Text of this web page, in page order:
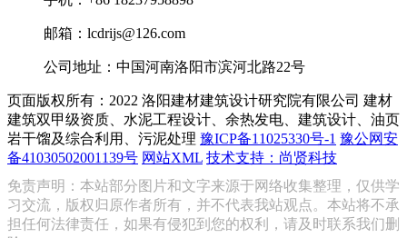
邮箱：lcdrijs@126.com
公司地址：中国河南洛阳市滨河北路22号
页面版权所有：2022 洛阳建材建筑设计研究院有限公司 建材
建筑双甲级资质、水泥工程设计、余热发电、建筑设计、油页
岩干馏及综合利用、污泥处理 豫ICP备11025330号-1 豫公网安
备41030502001139号 网站XML 技术支持：尚贤科技
免责声明：本站部分图片和文字来源于网络收集整理，仅供学
习交流，版权归原作者所有，并不代表我站观点。本站将不承
担任何法律责任，如果有侵犯到您的权利，请及时联系我们删